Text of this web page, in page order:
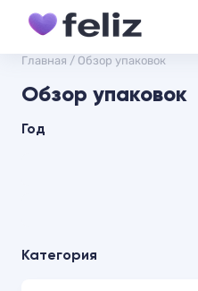
Главная / Обзор упаковок
Обзор упаковок
Год
Категория